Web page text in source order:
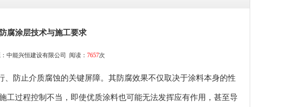
腐涂层技术与施工要求
中能兴恒建设有限公司 阅读： 7657次
防止介质腐蚀的关键屏障。其防腐效果不仅取决于涂料本身的性
工过程控制不当，即使优质涂料也可能无法发挥应有作用，甚至导